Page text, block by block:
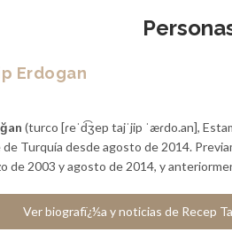
Erdogan
(turco [ɾeˈd͡ʒep tajˈjip ˈæɾdo.an],
Turquía desde agosto de 2014.
de 2003 y agosto de 2014, y
Ver biografï¿½a y noticias de Recep